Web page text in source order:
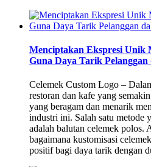
Menciptakan Ekspresi Unik
Guna Daya Tarik Pelanggan
Celemek Custom Logo –
restoran dan kafe yang
yang beragam dan menarik
industri ini. Salah satu metode
adalah balutan celemek polos.
bagaimana kustomisasi
positif bagi daya tarik dengan